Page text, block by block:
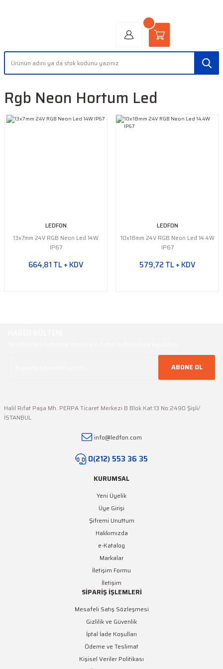
Rgb Neon Hortum Led
LEDFON
13x7mm 24V RGB Neon Led 14W
IP67
664,81 TL + KDV
LEDFON
10x18mm 24V RGB Neon Led 14.4W
IP67
579,72 TL + KDV
ABONE OL
Halil Rıfat Paşa Mh. PERPA Ticaret Merkezi B Blok Kat:13 No:2490 Şişli/
İSTANBUL
info@ledfon.com
0(212) 553 36 35
KURUMSAL
Yeni Üyelik
Üye Girişi
Şifremi Unuttum
Hakkımızda
e-Katalog
Markalar
İletişim Formu
İletişim
SİPARİŞ İŞLEMLERİ
Mesafeli Satış Sözleşmesi
Gizlilik ve Güvenlik
İptal İade Koşulları
Ödeme ve Teslimat
Kişisel Veriler Politikası